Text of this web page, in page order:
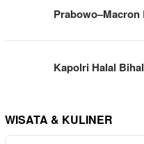
Kapolri Halal
WISATA & KULINER